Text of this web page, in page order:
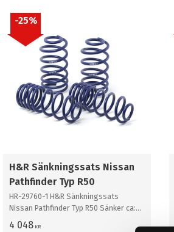
H&R Sänkningssats Nissan
Pathfinder Typ R50
HR-29760-1 H&R Sänkningssats
Nissan Pathfinder Typ R50 Sänker ca:
35mm
4 048 KR
25%